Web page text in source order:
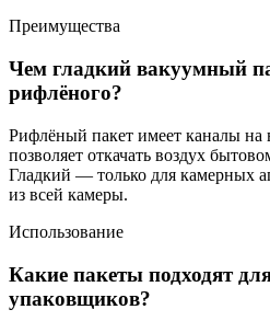
Преимущества
Чем гладкий вакуумный
рифлёного?
Рифлёный пакет имеет каналы на
позволяет откачать воздух
Гладкий — только для камерных
из всей камеры.
Использование
Какие пакеты подходят
упаковщиков?